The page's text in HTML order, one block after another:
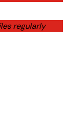
regularly